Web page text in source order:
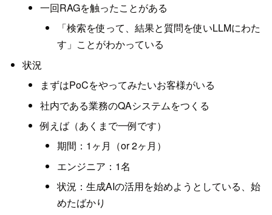
一回RAGを触ったことがある
「検索を使って、結果と質問を使いLLMにわた
す」ことがわかっている
状況
まずはPoCをやってみたいお客様がいる
社内である業務のQAシステムをつくる
例えば（あくまで一例です）
期間：1ヶ月（or 2ヶ月）
エンジニア：1名
状況：生成AIの活用を始めようとしている、始
めたばかり